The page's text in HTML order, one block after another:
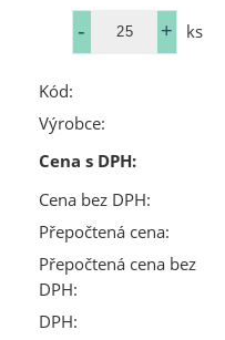
ks
Kód:
Výrobce:
Cena s DPH:
Cena bez DPH:
Přepočtená cena:
Přepočtená cena bez
DPH:
DPH: